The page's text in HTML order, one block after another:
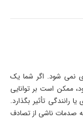
نمی شود. اگر شما یک
ممکن است بر توانایی
رانندگی تأثیر بگذارد.
به صدمات ناشی از تصادف